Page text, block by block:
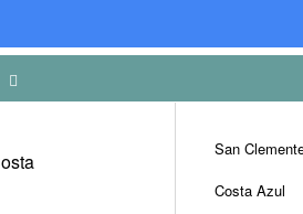
San
Costa Azul